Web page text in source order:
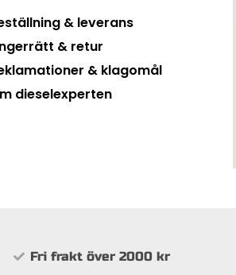
& leverans
& retur​
& klagomål
dieselexperten
Fri frakt över 2000 kr